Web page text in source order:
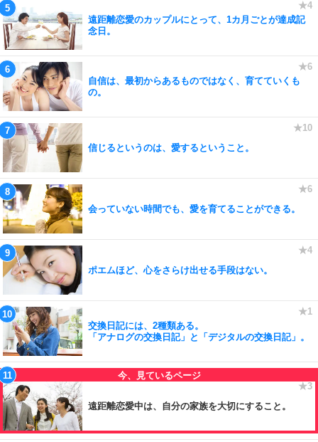
遠距離恋愛のカップルにとって、1カ月ごとが達成記
念日。
自信は、最初からあるものではなく、育てていくも
の。
信じるというのは、愛するということ。
会っていない時間でも、愛を育てることができる。
ポエムほど、心をさらけ出せる手段はない。
交換日記には、2種類ある。
「アナログの交換日記」と「デジタルの交換日記」。
遠距離恋愛中は、自分の家族を大切にすること。